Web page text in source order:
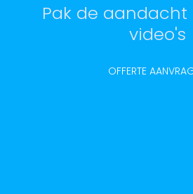
Pak de
video's
OFFERTE